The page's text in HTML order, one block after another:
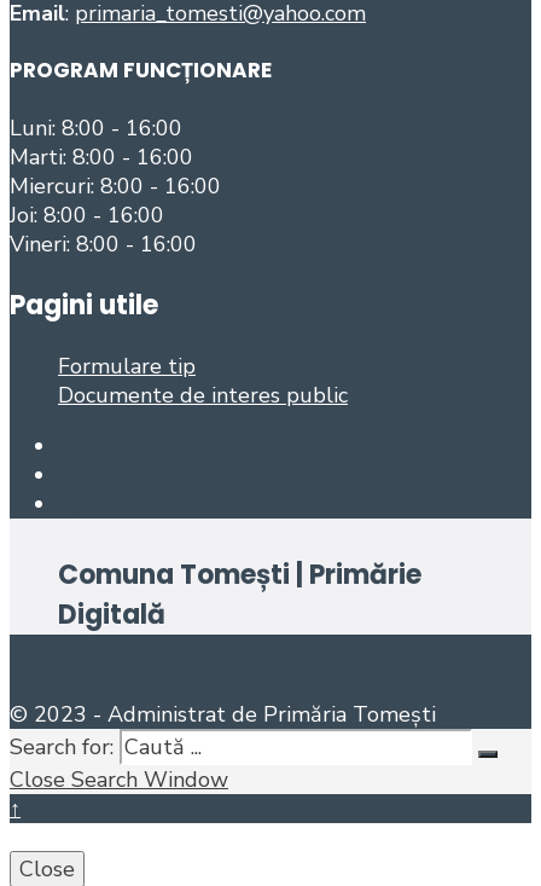
Email: primaria_tomesti@yahoo.com
PROGRAM FUNCȚIONARE
Luni: 8:00 - 16:00
Marti: 8:00 - 16:00
Miercuri: 8:00 - 16:00
Joi: 8:00 - 16:00
Vineri: 8:00 - 16:00
Pagini utile
Formulare tip
Documente de interes public
Comuna Tomești | Primărie
Digitală
© 2023 - Administrat de Primăria Tomești
Search for:
Close Search Window
↑
Close